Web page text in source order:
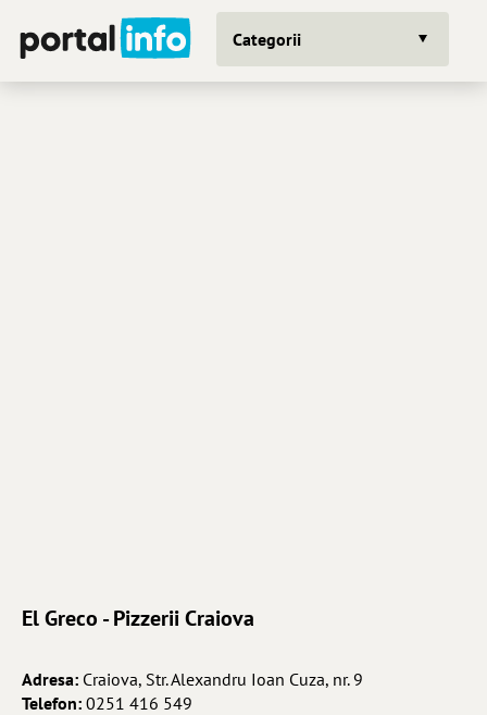
Categorii
El Greco - Pizzerii Craiova
Adresa: Craiova, Str. Alexandru Ioan Cuza, nr. 9
Telefon: 0251 416 549